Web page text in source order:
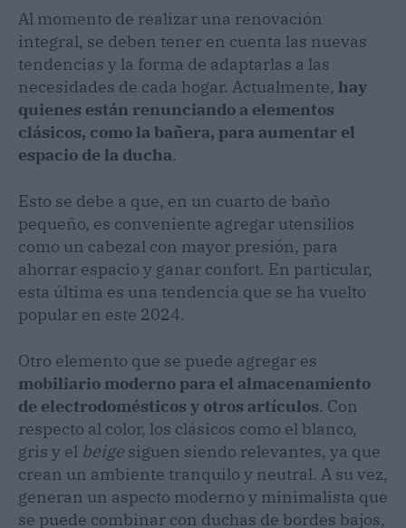
Al momento de realizar una renovación
integral, se deben tener en cuenta las nuevas
tendencias y la forma de adaptarlas a las
necesidades de cada hogar. Actualmente, hay
quienes están renunciando a elementos
clásicos, como la bañera, para aumentar el
espacio de la ducha.
Esto se debe a que, en un cuarto de baño
pequeño, es conveniente agregar utensilios
como un cabezal con mayor presión, para
ahorrar espacio y ganar confort. En particular,
esta última es una tendencia que se ha vuelto
popular en este 2024.
Otro elemento que se puede agregar es
mobiliario moderno para el almacenamiento
de electrodomésticos y otros artículos. Con
respecto al color, los clásicos como el blanco,
gris y el beige siguen siendo relevantes, ya que
crean un ambiente tranquilo y neutral. A su vez,
generan un aspecto moderno y minimalista que
se puede combinar con duchas de bordes bajos,